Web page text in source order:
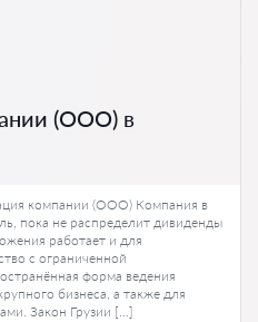
(ООО) в
компании (ООО) Компания в
пока не распределит дивиденды
работает и для
с ограниченной
форма ведения
бизнеса, а также для
Закон Грузии […]